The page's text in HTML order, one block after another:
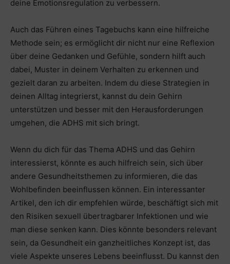
deine Emotionsregulation zu verbessern.
Auch das Führen eines Tagebuchs kann eine hilfreiche
Methode sein; es ermöglicht dir nicht nur eine Reflexion
über deine Gedanken und Gefühle, sondern hilft auch
dabei, Muster in deinem Verhalten zu erkennen und
gezielt daran zu arbeiten. Indem du diese Strategien in
deinen Alltag integrierst, kannst du dein Gehirn
unterstützen und besser mit den Herausforderungen
umgehen, die ADHS mit sich bringt.
Wenn du dich für das Thema ADHS und das Gehirn
interessierst, könnte es auch hilfreich sein, sich über
andere Gesundheitsthemen zu informieren, die das
Wohlbefinden beeinflussen können. Ein interessanter
Artikel, den ich dir empfehlen würde, beschäftigt sich mit
den Risiken sexuell übertragbarer Infektionen und wie
man diese senken kann. Dies könnte besonders relevant
sein, da Gesundheit ein ganzheitliches Konzept ist, das
viele Aspekte unseres Lebens beeinflusst. Du kannst den